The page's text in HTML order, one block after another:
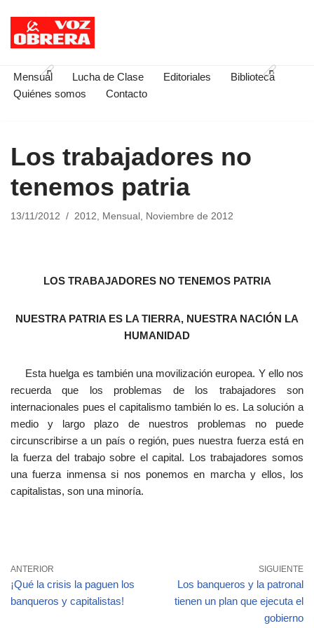
Saltar
contenido
Mensual Lucha de Clase Editoriales
Biblioteca
Quiénes somos
Contacto
Los trabajadores no
tenemos patria
13/11/2012 2012, Mensual , Noviembre de 2012
LOS TRABAJADORES NO TENEMOS PATRIA
NUESTRA PATRIA ES LA TIERRA, NUESTRA NACIÓN LA
HUMANIDAD
Esta huelga es también una movilización europea. Y ello nos
recuerda que los problemas de los trabajadores son
internacionales pues el capitalismo también lo es. La solución a
medio y largo plazo de nuestros problemas no puede
circunscribirse a un país o región, pues nuestra fuerza está en
la fuerza del trabajo sobre el capital. Los trabajadores somos
una fuerza inmensa si nos ponemos en marcha y ellos, los
capitalistas, son una minoría.
ANTERIOR
¡Qué la crisis la paguen los
banqueros y capitalistas!
SIGUIENTE
Los banqueros y la patronal
tienen un plan que ejecuta el
gobierno